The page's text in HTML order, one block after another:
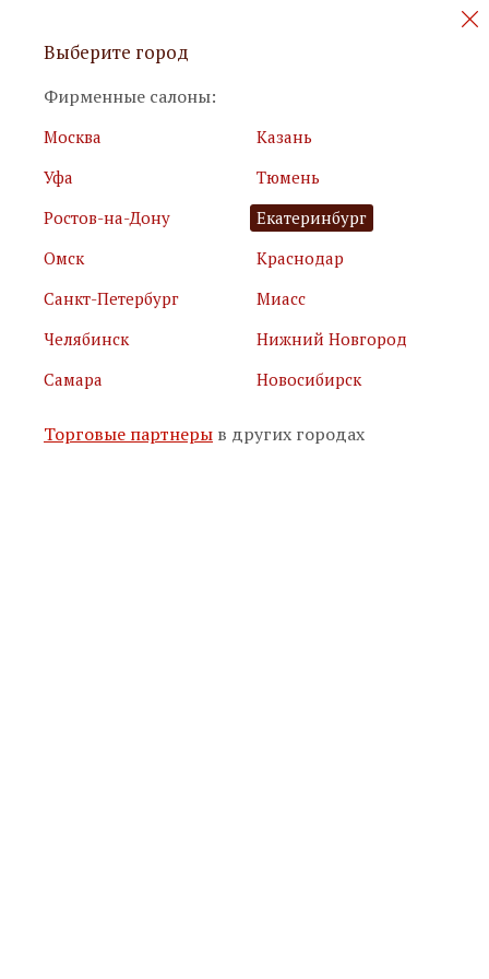
Персональные акции и новинки
Я принимаю
условия использования сайта
Я соглашаюсь сполитикой обработки персональных
Подписаться
Выберите город
Фирменные салоны:
Москва
Казань
Уфа
Тюмень
Ростов-на-Дону
Екатеринбург
Омск
Краснодар
Санкт-Петербург
Миасс
Челябинск
Нижний Новгород
Самара
Новосибирск
Торговые партнеры в других городах